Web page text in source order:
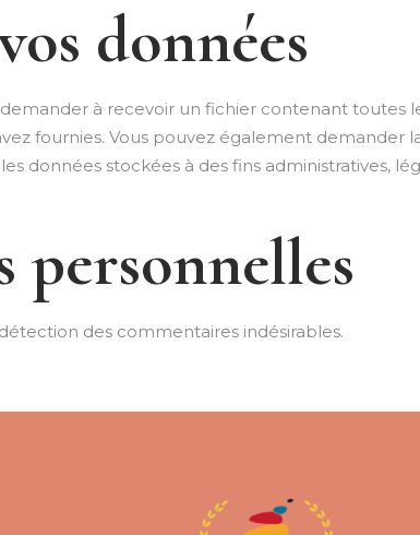
données
à recevoir un fichier contenant toutes
fournies. Vous pouvez également demander
données stockées à des fins administratives,
personnelles
des commentaires indésirables.